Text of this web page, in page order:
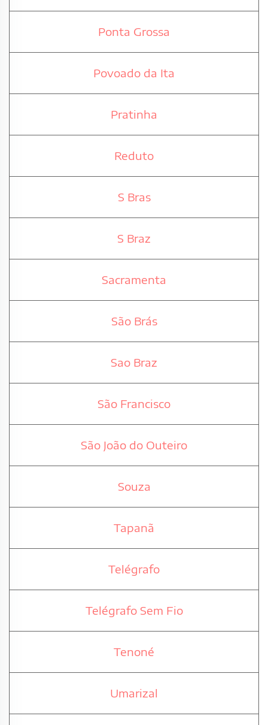
Ponta Grossa
Povoado da Ita
Pratinha
Reduto
S Bras
S Braz
Sacramenta
São Brás
Sao Braz
São Francisco
São João do Outeiro
Souza
Tapanã
Telégrafo
Telégrafo Sem Fio
Tenoné
Umarizal